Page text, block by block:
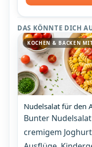
DAS KÖNNTE DICH
KOCHEN & BACKEN
Nudelsalat für den
Bunter
cremigem